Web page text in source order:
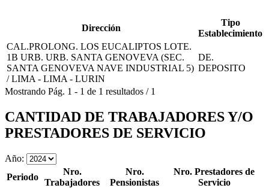
Dirección
Tipo
Establecimiento
CAL.PROLONG. LOS EUCALIPTOS LOTE.
1B URB. URB. SANTA GENOVEVA (SEC.
SANTA GENOVEVA NAVE INDUSTRIAL 5)
/ LIMA - LIMA - LURIN
DE.
DEPOSITO
Mostrando Pág. 1 - 1 de 1 resultados / 1
CANTIDAD DE TRABAJADORES Y/O
PRESTADORES DE SERVICIO
Año:
Periodo
Nro.
Trabajadores
Nro.
Pensionistas
Nro. Prestadores de
Servicio